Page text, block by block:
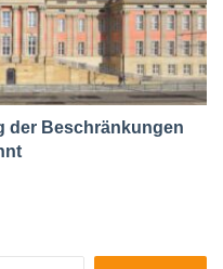
der Beschränkungen